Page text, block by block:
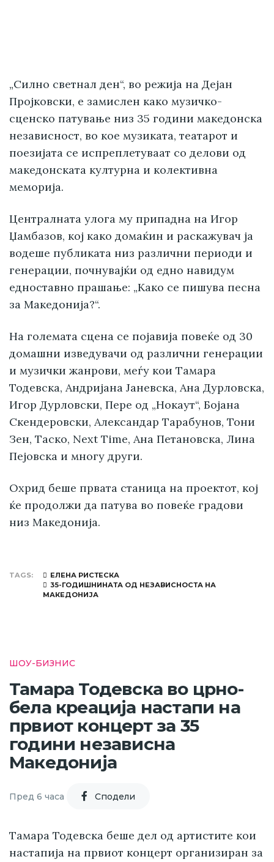
„Силно светнал ден“, во режија на Дејан
Пројковски, е замислен како музичко-
сценско патување низ 35 години македонска
независност, во кое музиката, театарот и
поезијата се испреплетуваат со делови од
македонската културна и колективна
меморија.
Централната улога му припадна на Игор
Џамбазов, кој како домаќин и раскажувач ја
водеше публиката низ различни периоди и
генерации, почнувајќи од едно навидум
едноставно прашање: „Како се пишува песна
за Македонија?“.
На големата сцена се појавија повеќе од 30
домашни изведувачи од различни генерации
и музички жанрови, меѓу кои Тамара
Тодевска, Андријана Јаневска, Ана Дурловска,
Игор Дурловски, Пере од „Нокаут“, Бојана
Скендеровски, Александар Тарабунов, Тони
Зен, Таско, Next Time, Ана Петановска, Лина
Пејовска и многу други.
Охрид беше првата станица на проектот, кој
ќе продолжи да патува во повеќе градови
низ Македонија.
TAGS
ЕЛЕНА РИСТЕСКА
35-ГОДИШНИНАТА ОД НЕЗАВИСНОСТА НА
МАКЕДОНИЈА
ШОУ-БИЗНИС
Тамара Тодевска во црно-
бела креација настапи на
првиот концерт за 35
години независна
Македонија
Пред 6 часа Cподели
Тамара Тодевска беше дел од артистите кои
настапија на првиот концерт организиран за